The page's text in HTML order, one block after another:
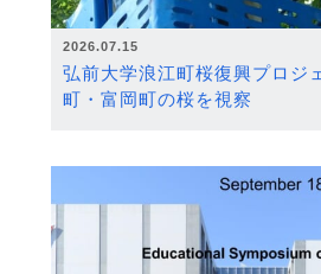
2026.07.15
弘前大学浪江町桜復興プロ
町・富岡町の桜を視察